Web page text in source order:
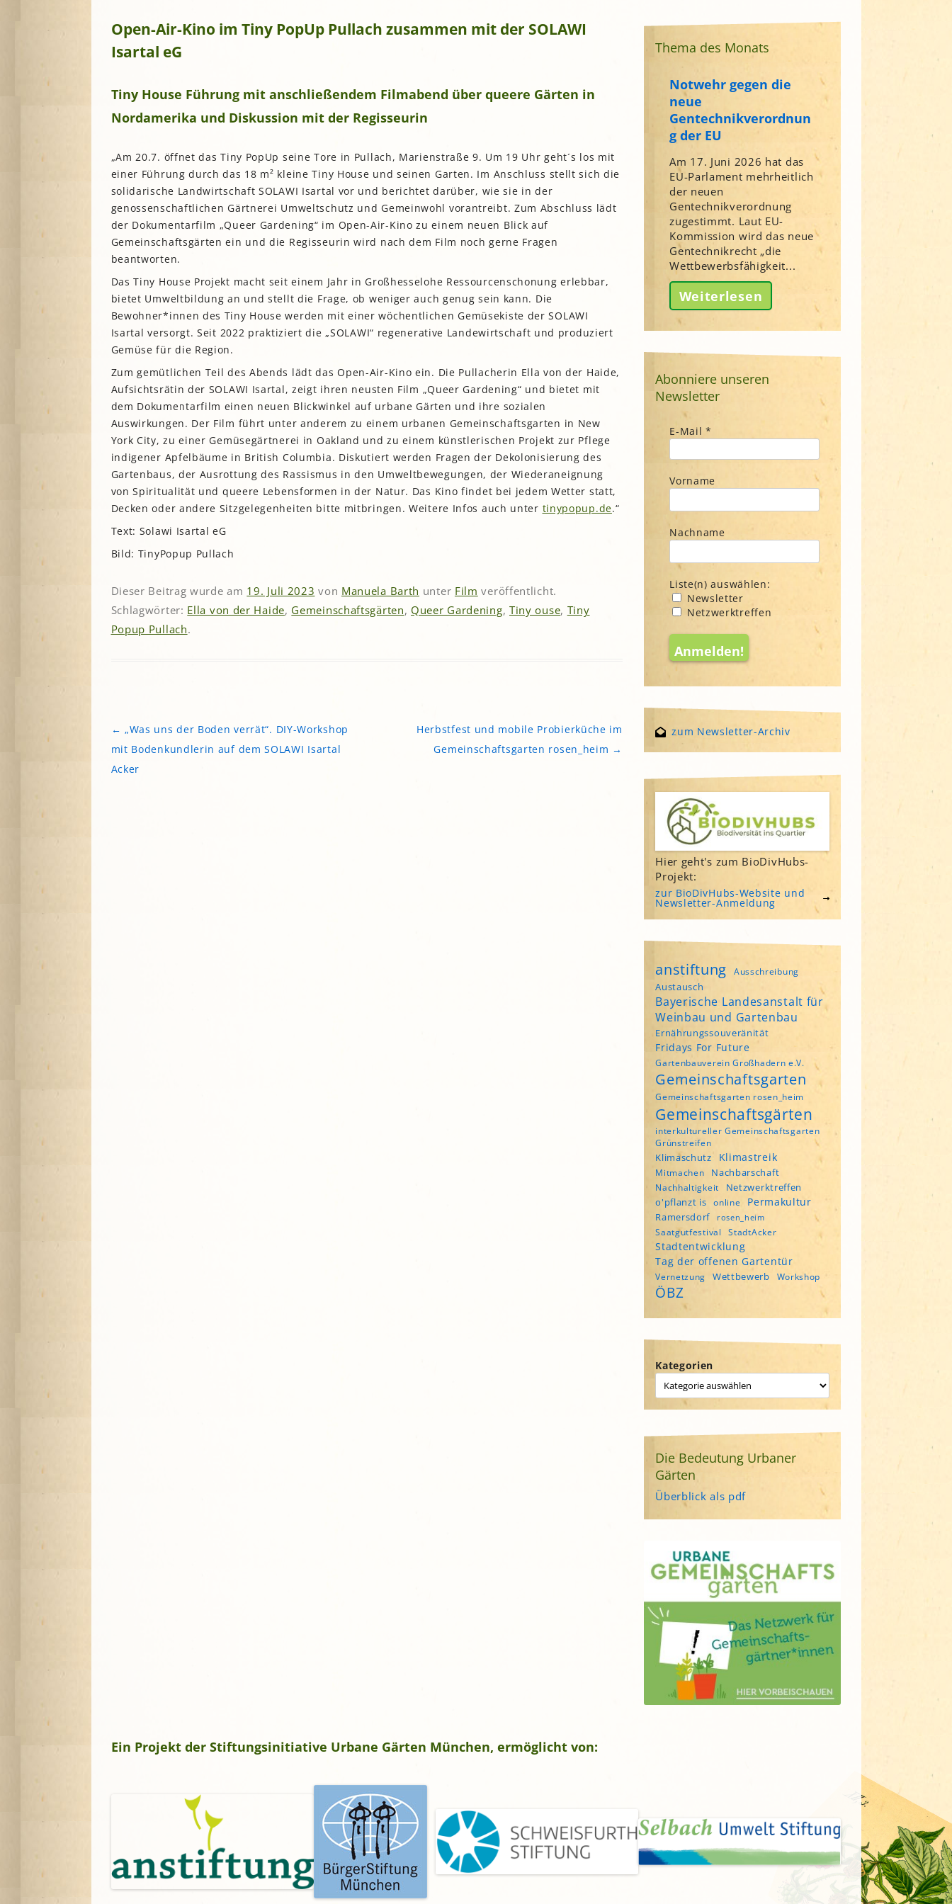
Agropolis
Mikrofarm Ingelsberg:
Schäftlarn
Umweltgarten Neubiberg
Open-Air-Kino im Tiny PopUp Pullach zusammen mit der SOLAWI
Isartal eG
Tiny House Führung mit anschließendem Filmabend über queere Gärten in
Nordamerika und Diskussion mit der Regisseurin
„Am 20.7. öffnet das Tiny PopUp seine Tore in Pullach, Marienstraße 9. Um 19 Uhr geht´s los mit
einer Führung durch das 18 m² kleine Tiny House und seinen Garten. Im Anschluss stellt sich die
solidarische Landwirtschaft SOLAWI Isartal vor und berichtet darüber, wie sie in der
genossenschaftlichen Gärtnerei Umweltschutz und Gemeinwohl vorantreibt. Zum Abschluss lädt
der Dokumentarfilm „Queer Gardening“ im Open-Air-Kino zu einem neuen Blick auf
Gemeinschaftsgärten ein und die Regisseurin wird nach dem Film noch gerne Fragen
beantworten.
Das Tiny House Projekt macht seit einem Jahr in Großhesselohe Ressourcenschonung erlebbar,
bietet Umweltbildung an und stellt die Frage, ob weniger auch genug sein kann. Die
Bewohner*innen des Tiny House werden mit einer wöchentlichen Gemüsekiste der SOLAWI
Isartal versorgt. Seit 2022 praktiziert die „SOLAWI“ regenerative Landewirtschaft und produziert
Gemüse für die Region.
Zum gemütlichen Teil des Abends lädt das Open-Air-Kino ein. Die Pullacherin Ella von der Haide,
Aufsichtsrätin der SOLAWI Isartal, zeigt ihren neusten Film „Queer Gardening“ und bietet mit
dem Dokumentarfilm einen neuen Blickwinkel auf urbane Gärten und ihre sozialen
Auswirkungen. Der Film führt unter anderem zu einem urbanen Gemeinschaftsgarten in New
York City, zu einer Gemüsegärtnerei in Oakland und zu einem künstlerischen Projekt zur Pflege
indigener Apfelbäume in British Columbia. Diskutiert werden Fragen der Dekolonisierung des
Gartenbaus, der Ausrottung des Rassismus in den Umweltbewegungen, der Wiederaneignung
von Spiritualität und queere Lebensformen in der Natur. Das Kino findet bei jedem Wetter statt,
Decken oder andere Sitzgelegenheiten bitte mitbringen. Weitere Infos auch unter tinypopup.de.“
Text: Solawi Isartal eG
Bild: TinyPopup Pullach
Dieser Beitrag wurde am 19. Juli 2023 von Manuela Barth unter Film veröffentlicht.
Schlagwörter: Ella von der Haide, Gemeinschaftsgärten, Queer Gardening, Tiny ouse, Tiny
Popup Pullach.
Beitragsnavigation
← „Was uns der Boden verrät“. DIY-Workshop
mit Bodenkundlerin auf dem SOLAWI Isartal
Acker
Herbstfest und mobile Probierküche im
Gemeinschaftsgarten rosen_heim →
Thema des Monats
Notwehr gegen die
neue
Gentechnikverordnun
g der EU
Am 17. Juni 2026 hat das
EU-Parlament mehrheitlich
der neuen
Gentechnikverordnung
zugestimmt. Laut EU-
Kommission wird das neue
Gentechnikrecht „die
Wettbewerbsfähigkeit...
Weiterlesen
Abonniere unseren
Newsletter
E-Mail*
Vorname
Nachname
Liste(n) auswählen:
Newsletter
Netzwerktreffen
zum Newsletter-Archiv
Hier geht's zum BioDivHubs-
Projekt:
zur BioDivHubs-Website und
Newsletter-Anmeldung
anstiftung Ausschreibung
Austausch
Bayerische Landesanstalt für
Weinbau und Gartenbau
Ernährungssouveränität
Fridays For Future
Gartenbauverein Großhadern e.V.
Gemeinschaftsgarten
Gemeinschaftsgarten rosen_heim
Gemeinschaftsgärten
interkultureller Gemeinschaftsgarten
Grünstreifen
Klimaschutz Klimastreik
Mitmachen Nachbarschaft
Nachhaltigkeit
Netzwerktreffen
o'pflanzt is
online Permakultur
Ramersdorf rosen_heim
Saatgutfestival StadtAcker
Stadtentwicklung
Tag der offenen Gartentür
Vernetzung Wettbewerb Workshop
ÖBZ
Kategorien
Die Bedeutung Urbaner
Gärten
Überblick als pdf
Ein Projekt der Stiftungsinitiative Urbane Gärten München, ermöglicht von: